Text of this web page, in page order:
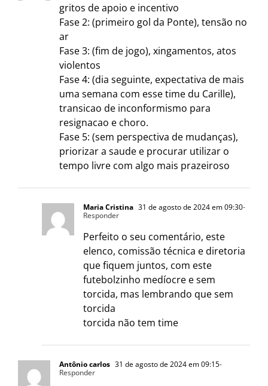
gritos de apoio e incentivo
Fase 2: (primeiro gol da Ponte), tensão no
ar
Fase 3: (fim de jogo), xingamentos, atos
violentos
Fase 4: (dia seguinte, expectativa de mais
uma semana com esse time du Carille),
transicao de inconformismo para
resignacao e choro.
Fase 5: (sem perspectiva de mudanças),
priorizar a saude e procurar utilizar o
tempo livre com algo mais prazeiroso
Maria Cristina 31 de agosto de 2024 em 09:30-
Responder
Perfeito o seu comentário, este
elenco, comissão técnica e diretoria
que fiquem juntos, com este
futebolzinho medíocre e sem
torcida, mas lembrando que sem
torcida
torcida não tem time
Antônio carlos 31 de agosto de 2024 em 09:15-
Responder